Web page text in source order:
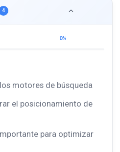
4
0%
motores de búsqueda
el posicionamiento de
para optimizar